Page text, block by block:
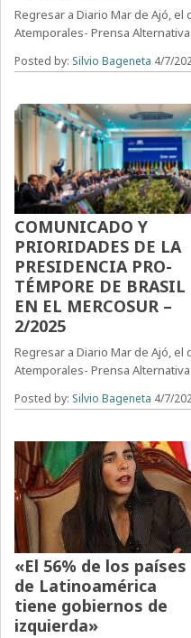
Regresar a Diario Mar de Ajó, el
Atemporales- Prensa Alternativa
Posted by: Silvio Bageneta 4/7/
COMUNICADO Y
PRIORIDADES DE LA
PRESIDENCIA PRO-
TÉMPORE DE BRASIL
EN EL MERCOSUR –
2/2025
Regresar a Diario Mar de Ajó, el
Atemporales- Prensa Alternativa
Posted by: Silvio Bageneta 4/7/
«El 56% de los países
de Latinoamérica
tiene gobiernos de
izquierda»